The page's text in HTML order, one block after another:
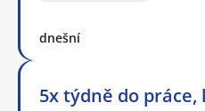
dnešní
5x týdně do práce,